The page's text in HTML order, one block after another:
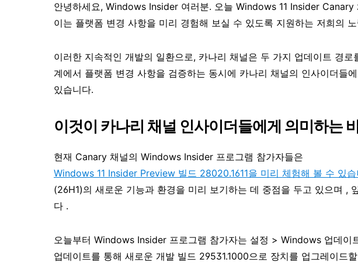
안녕하세요, Windows Insider 여러분. 오늘 Windows 11 Insider Canary
이는 플랫폼 변경 사항을 미리 경험해 보실 수 있도록 지원하는 저희의
이러한 지속적인 개발의 일환으로, 카나리 채널은 두 가지 업데이트 경
계에서 플랫폼 변경 사항을 검증하는 동시에 카나리 채널의 인사이더들
있습니다.
이것이 카나리 채널 인사이더들에게 의미하는
현재 Canary 채널의 Windows Insider 프로그램 참가자들은
Windows 11 Insider Preview 빌드 28020.1611을 미리 체험해 볼 수 있
(26H1)의 새로운 기능과 환경을 미리 보기하는 데 중점을 두고 있으며 ,
다 .
오늘부터 Windows Insider 프로그램 참가자는 설정 > Windows 업데이
업데이트를 통해 새로운 개발 빌드 29531.1000으로 장치를 업그레이드